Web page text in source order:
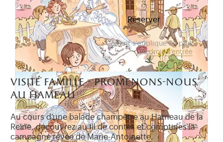
Gratuit pour les enfants de moins de 10 ans. Tarif
10 € Réserver
Ce tarif s'applique en plus
dudroit d'entrée
visite famille - promenons-nous
au hameau
Au cours d’une balade champêtre au Hameau de la
Reine, découvrez au fil de contes et comptines la
campagne rêvée de Marie-Antoinette.